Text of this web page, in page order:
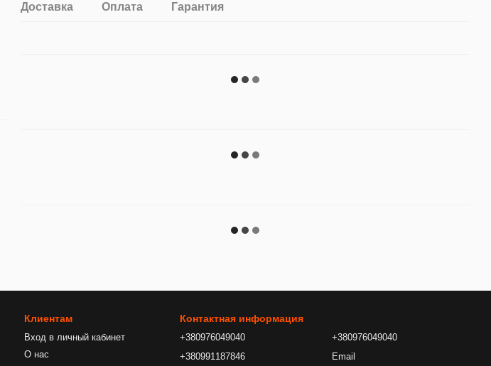
Доставка Оплата Гарантия
Клиентам
Вход в личный кабинет
О нас
Контактная информация
+380976049040
+380991187846
+380976049040
Email